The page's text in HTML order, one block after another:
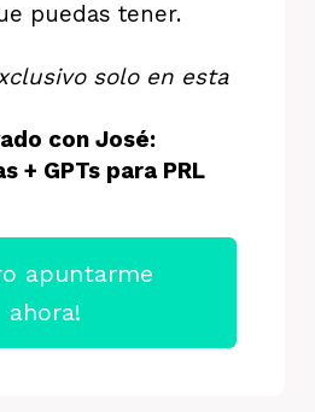
puedas tener.
solo en esta
con José:
+ GPTs para PRL
apuntarme
ahora!